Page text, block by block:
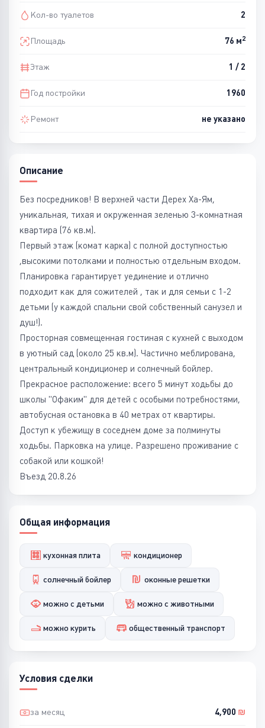
Кол-во туалетов 2
Площадь 76 м2
Этаж 1 / 2
Год постройки 1960
Ремонт не указано
Описание
Без посредников! В верхней части Дерех Ха-Ям,
уникальная, тихая и окруженная зеленью 3-комнатная
квартира (76 кв.м).
Первый этаж (комат карка) с полной доступностью
,высокими потолками и полностью отдельным входом.
Планировка гарантирует уединение и отлично
подходит как для сожителей , так и для семьи с 1-2
детьми (у каждой спальни свой собственный санузел и
душ!).
Просторная совмещенная гостиная с кухней с выходом
в уютный сад (около 25 кв.м). Частично меблирована,
центральный кондиционер и солнечный бойлер.
Прекрасное расположение: всего 5 минут ходьбы до
школы "Офаким" для детей с особыми потребностями,
автобусная остановка в 40 метрах от квартиры.
Доступ к убежищу в соседнем доме за полминуты
ходьбы. Парковка на улице. Разрешено проживание с
собакой или кошкой!
Въезд 20.8.26
Общая информация
кухонная плита кондиционер
солнечный бойлер оконные решетки
можно с детьми можно с животными
можно курить общественный транспорт
Условия сделки
за месяц 4,900 ₪